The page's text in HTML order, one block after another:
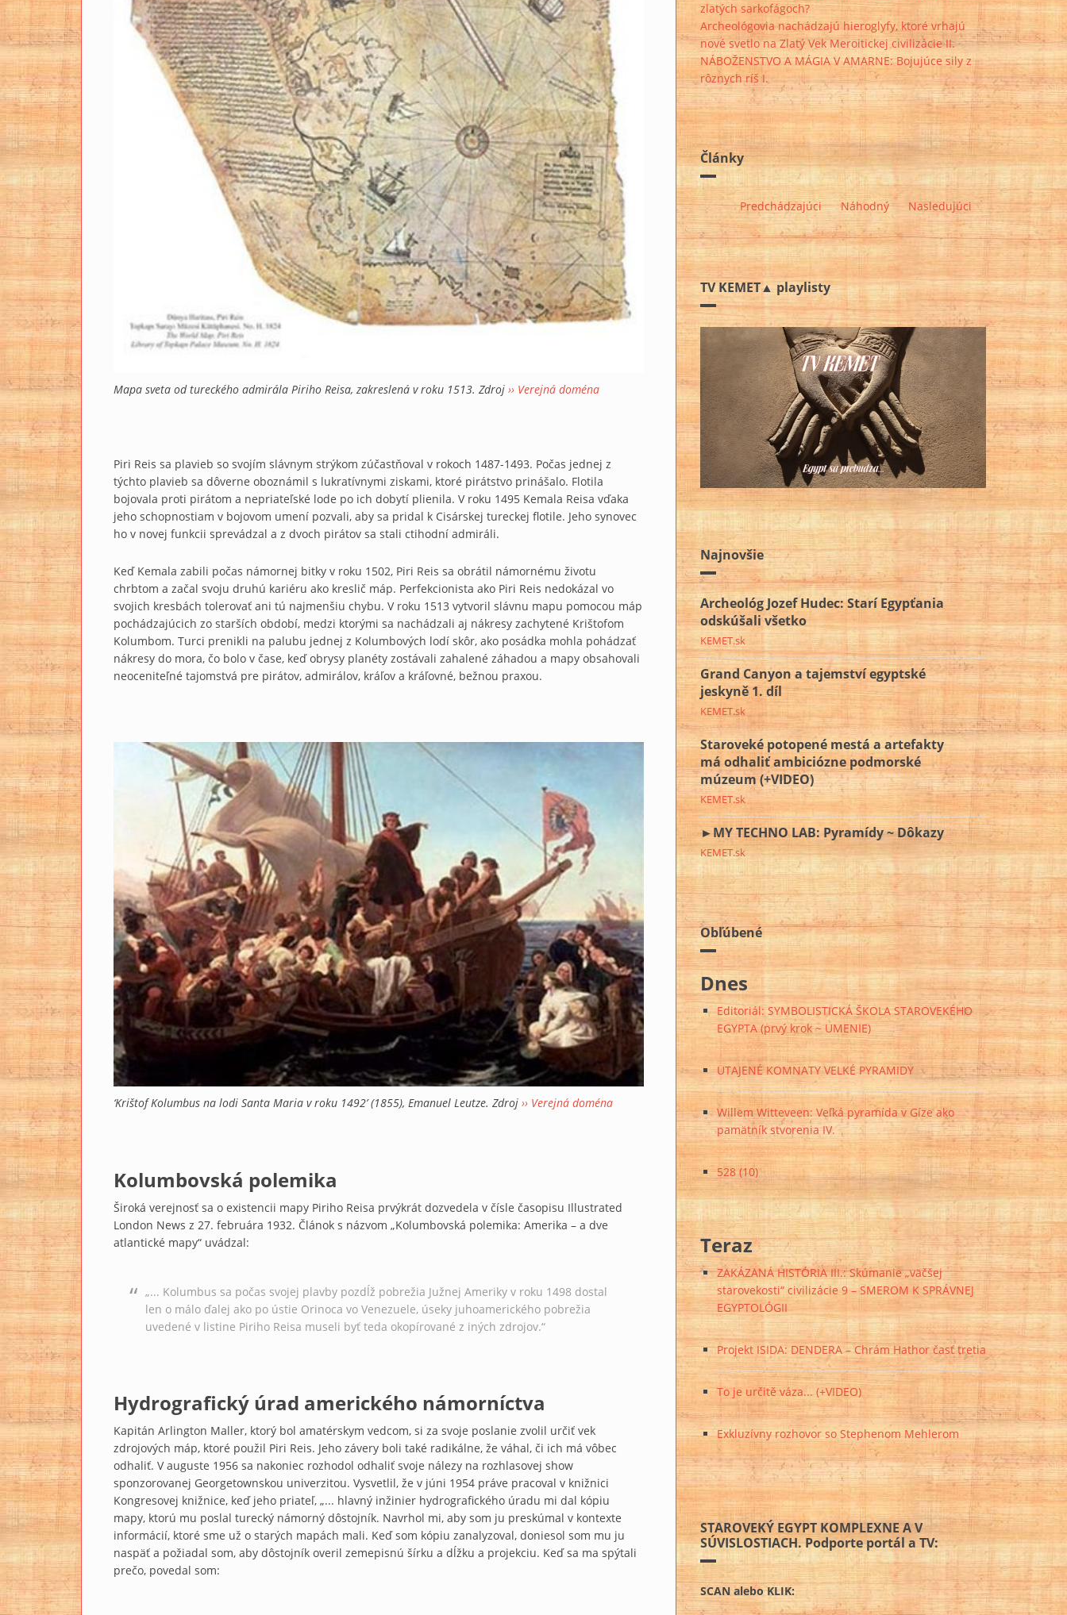
Mapa sveta od tureckého admirála Piriho Reisa, zakreslená v roku 1513. Zdroj ›› Verejná doména
Piri Reis sa plavieb so svojím slávnym strýkom zúčastňoval v rokoch 1487-1493. Počas jednej z
týchto plavieb sa dôverne oboznámil s lukratívnymi ziskami, ktoré pirátstvo prinášalo. Flotila
bojovala proti pirátom a nepriateľské lode po ich dobytí plienila. V roku 1495 Kemala Reisa vďaka
jeho schopnostiam v bojovom umení pozvali, aby sa pridal k Cisárskej tureckej flotile. Jeho synovec
ho v novej funkcii sprevádzal a z dvoch pirátov sa stali ctihodní admiráli.
Keď Kemala zabili počas námornej bitky v roku 1502, Piri Reis sa obrátil námornému životu
chrbtom a začal svoju druhú kariéru ako kreslič máp. Perfekcionista ako Piri Reis nedokázal vo
svojich kresbách tolerovať ani tú najmenšiu chybu. V roku 1513 vytvoril slávnu mapu pomocou máp
pochádzajúcich zo starších období, medzi ktorými sa nachádzali aj nákresy zachytené Krištofom
Kolumbom. Turci prenikli na palubu jednej z Kolumbových lodí skôr, ako posádka mohla pohádzať
nákresy do mora, čo bolo v čase, keď obrysy planéty zostávali zahalené záhadou a mapy obsahovali
neoceniteľné tajomstvá pre pirátov, admirálov, kráľov a kráľovné, bežnou praxou.
‘Krištof Kolumbus na lodi Santa Maria v roku 1492’ (1855), Emanuel Leutze. Zdroj ›› Verejná doména
Kolumbovská polemika
Široká verejnosť sa o existencii mapy Piriho Reisa prvýkrát dozvedela v čísle časopisu Illustrated
London News z 27. februára 1932. Článok s názvom „Kolumbovská polemika: Amerika – a dve
atlantické mapy“ uvádzal:
„... Kolumbus sa počas svojej plavby pozdĺž pobrežia Južnej Ameriky v roku 1498 dostal
len o málo ďalej ako po ústie Orinoca vo Venezuele, úseky juhoamerického pobrežia
uvedené v listine Piriho Reisa museli byť teda okopírované z iných zdrojov.“
Hydrografický úrad amerického námorníctva
Kapitán Arlington Maller, ktorý bol amatérskym vedcom, si za svoje poslanie zvolil určiť vek
zdrojových máp, ktoré použil Piri Reis. Jeho závery boli také radikálne, že váhal, či ich má vôbec
odhaliť. V auguste 1956 sa nakoniec rozhodol odhaliť svoje nálezy na rozhlasovej show
sponzorovanej Georgetownskou univerzitou. Vysvetlil, že v júni 1954 práve pracoval v knižnici
Kongresovej knižnice, keď jeho priateľ, „... hlavný inžinier hydrografického úradu mi dal kópiu
mapy, ktorú mu poslal turecký námorný dôstojník. Navrhol mi, aby som ju preskúmal v kontexte
informácií, ktoré sme už o starých mapách mali. Keď som kópiu zanalyzoval, doniesol som mu ju
naspäť a požiadal som, aby dôstojník overil zemepisnú šírku a dĺžku a projekciu. Keď sa ma spýtali
prečo, povedal som:
zlatých sarkofágoch?
Archeológovia nachádzajú hieroglyfy, ktoré vrhajú
nové svetlo na Zlatý Vek Meroitickej civilizácie II.
NÁBOŽENSTVO A MÁGIA V AMARNE: Bojujúce sily z
rôznych ríš I.
Články
Predchádzajúci Náhodný Nasledujúci
TV KEMET▲ playlisty
Najnovšie
Archeológ Jozef Hudec: Starí Egypťania
odskúšali všetko
KEMET.sk
Grand Canyon a tajemství egyptské
jeskyně 1. díl
KEMET.sk
Staroveké potopené mestá a artefakty
má odhaliť ambiciózne podmorské
múzeum (+VIDEO)
KEMET.sk
►MY TECHNO LAB: Pyramídy ~ Dôkazy
KEMET.sk
Obľúbené
Dnes
Editoriál: SYMBOLISTICKÁ ŠKOLA STAROVEKÉHO
EGYPTA (prvý krok ~ UMENIE)
UTAJENÉ KOMNATY VELKÉ PYRAMIDY
Willem Witteveen: Veľká pyramída v Gíze ako
pamätník stvorenia IV.
528 (10)
Teraz
ZAKÁZANÁ HISTÓRIA III.: Skúmanie „väčšej
starovekosti“ civilizácie 9 – SMEROM K SPRÁVNEJ
EGYPTOLÓGII
Projekt ISIDA: DENDERA – Chrám Hathor časť tretia
To je určitě váza... (+VIDEO)
Exkluzívny rozhovor so Stephenom Mehlerom
STAROVEKÝ EGYPT KOMPLEXNE A V
SÚVISLOSTIACH. Podporte portál a TV:
SCAN alebo KLIK: